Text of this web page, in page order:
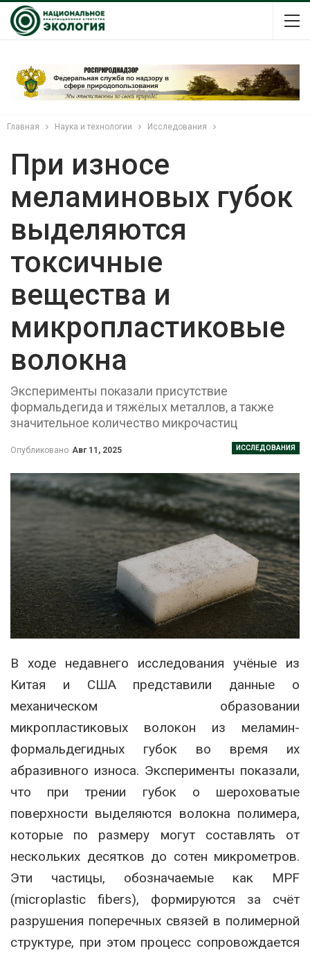
Главная Наука и технологии Исследования
При износе
меламиновых губок
выделяются
токсичные
вещества и
микропластиковые
волокна
Эксперименты показали присутствие
формальдегида и тяжёлых металлов, а также
значительное количество микрочастиц
ИССЛЕДОВАНИЯ
Опубликовано Авг 11, 2025
В ходе недавнего исследования учёные из
Китая и США представили данные о
механическом образовании
микропластиковых волокон из меламин-
формальдегидных губок во время их
абразивного износа. Эксперименты показали,
что при трении губок о шероховатые
поверхности выделяются волокна полимера,
которые по размеру могут составлять от
нескольких десятков до сотен микрометров.
Эти частицы, обозначаемые как MPF
(microplastic fibers), формируются за счёт
разрушения поперечных связей в полимерной
структуре, при этом процесс сопровождается